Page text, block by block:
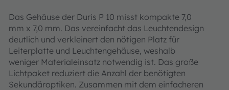
Das Gehäuse der Duris P 10 misst kompakte 7,0
mm x 7,0 mm. Das vereinfacht das Leuchtendesign
deutlich und verkleinert den nötigen Platz für
Leiterplatte und Leuchtengehäuse, weshalb
weniger Materialeinsatz notwendig ist. Das große
Lichtpaket reduziert die Anzahl der benötigten
Sekundäroptiken. Zusammen mit dem einfacheren